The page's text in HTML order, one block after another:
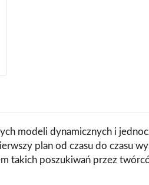
modeli dynamicznych i
plan od czasu do czasu
takich poszukiwań przez